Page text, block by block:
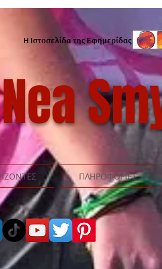
Η Ιστοσελίδα της Εφημερίδας
ΠΛΗΡΟΦΟΡΙΕΣ